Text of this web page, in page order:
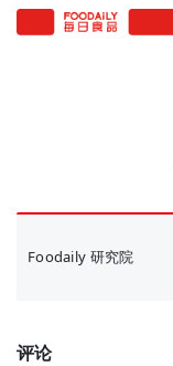
Foodaily 研究院
评论